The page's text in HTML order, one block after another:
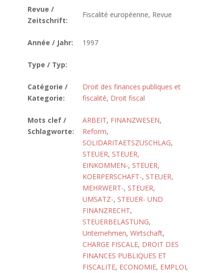
Revue /
Zeitschrift:
Fiscalité européenne, Revue
Année / Jahr: 1997
Type / Typ:
Catégorie /
Kategorie:
Droit des finances publiques et
fiscalité, Droit fiscal
Mots clef /
Schlagworte:
ARBEIT, FINANZWESEN,
Reform,
SOLIDARITAETSZUSCHLAG,
STEUER, STEUER,
EINKOMMEN-, STEUER,
KOERPERSCHAFT-, STEUER,
MEHRWERT-, STEUER,
UMSATZ-, STEUER- UND
FINANZRECHT,
STEUERBELASTUNG,
Unternehmen, Wirtschaft,
CHARGE FISCALE, DROIT DES
FINANCES PUBLIQUES ET
FISCALITE, ECONOMIE, EMPLOI,